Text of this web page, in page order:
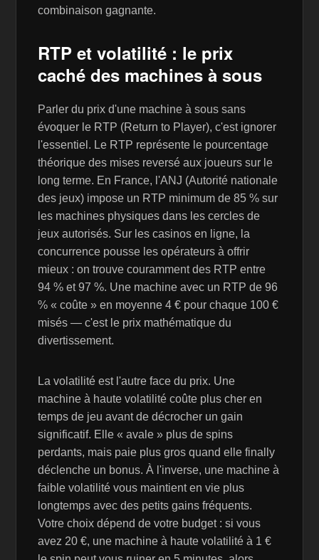
combinaison gagnante.
RTP et volatilité : le prix
caché des machines à sous
Parler du prix d'une machine à sous sans
évoquer le RTP (Return to Player), c'est ignorer
l'essentiel. Le RTP représente le pourcentage
théorique des mises reversé aux joueurs sur le
long terme. En France, l'ANJ (Autorité nationale
des jeux) impose un RTP minimum de 85 % sur
les machines physiques dans les cercles de
jeux autorisés. Sur les casinos en ligne, la
concurrence pousse les opérateurs à offrir
mieux : on trouve couramment des RTP entre
94 % et 97 %. Une machine avec un RTP de 96
% « coûte » en moyenne 4 € pour chaque 100 €
misés — c'est le prix mathématique du
divertissement.
La volatilité est l'autre face du prix. Une
machine à haute volatilité coûte plus cher en
temps de jeu avant de décrocher un gain
significatif. Elle « avale » plus de spins
perdants, mais paie plus gros quand elle finally
déclenche un bonus. À l'inverse, une machine à
faible volatilité vous maintient en vie plus
longtemps avec des petits gains fréquents.
Votre choix dépend de votre budget : si vous
avez 20 €, une machine à haute volatilité à 1 €